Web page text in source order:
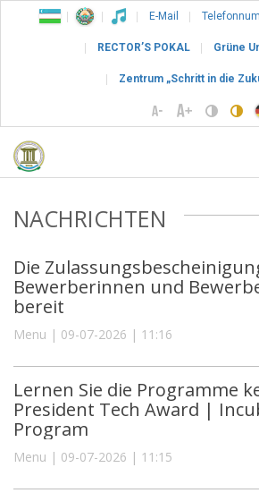
E-Mail
RECTOR’S POKAL Grüne
Zentrum „Schritt in die
NACHRICHTEN
Die
Bewerberinnen und
bereit
Menu | 09-07-2026 | 11:16
Lernen Sie die Programme
President Tech Award |
Program
Menu | 09-07-2026 | 11:15